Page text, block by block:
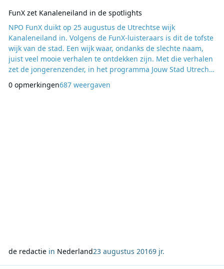
FunX zet Kanaleneiland in de spotlights
NPO FunX duikt op 25 augustus de Utrechtse wijk
Kanaleneiland in. Volgens de FunX-luisteraars is dit de tofste
wijk van de stad. Een wijk waar, ondanks de slechte naam,
juist veel mooie verhalen te ontdekken zijn. Met die verhalen
zet de jongerenzender, in het programma Jouw Stad Utrecht,
wijkagenten van Kanaleneiland spreekt FunX-dj Rutger met
0 opmerkingen687 weergaven
de redactiein Nederland23 augustus 20169 jr.